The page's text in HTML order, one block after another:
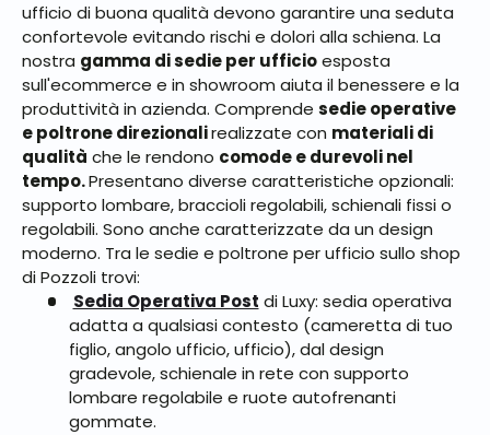
ufficio di buona qualità devono garantire una seduta
confortevole evitando rischi e dolori alla schiena. La
nostra gamma di sedie per ufficioesposta
sull'ecommerce e in showroom aiuta il benessere e la
produttività in azienda. Comprende sedie operative
e poltrone direzionalirealizzate con materiali di
qualità che le rendono comode e durevoli nel
tempo.Presentano diverse caratteristiche opzionali:
supporto lombare, braccioli regolabili, schienali fissi o
regolabili. Sono anche caratterizzate da un design
moderno. Tra le sedie e poltrone per ufficio sullo shop
di Pozzoli trovi:
Sedia Operativa Post di Luxy: sedia operativa
adatta a qualsiasi contesto (cameretta di tuo
figlio, angolo ufficio, ufficio), dal design
gradevole, schienale in rete con supporto
lombare regolabile e ruote autofrenanti
gommate.